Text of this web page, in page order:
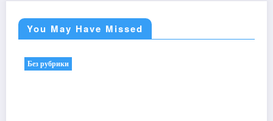
You May Have Missed
Без рубрики